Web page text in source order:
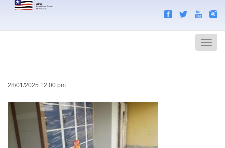
Menu
28/01/2025 12:00 pm